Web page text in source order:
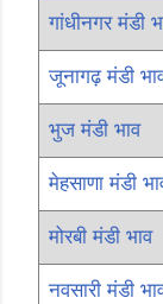
गांधीनगर मंडी
जूनागढ़ मंडी
भुज मंडी भाव
मेहसाणा मंडी
मोरबी मंडी भाव
नवसारी मंडी